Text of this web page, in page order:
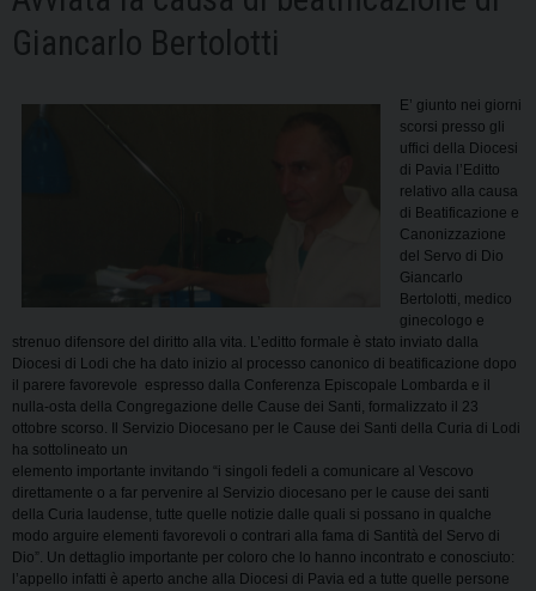
Giancarlo Bertolotti
E’ giunto nei giorni
scorsi presso gli
uffici della Diocesi
di Pavia l’Editto
relativo alla causa
di Beatificazione e
Canonizzazione
del Servo di Dio
Giancarlo
Bertolotti, medico
ginecologo e
strenuo difensore del diritto alla vita. L’editto formale è stato inviato dalla
Diocesi di Lodi che ha dato inizio al processo canonico di beatificazione dopo
il parere favorevole espresso dalla Conferenza Episcopale Lombarda e il
nulla-osta della Congregazione delle Cause dei Santi, formalizzato il 23
ottobre scorso. Il Servizio Diocesano per le Cause dei Santi della Curia di Lodi
ha sottolineato un
elemento importante invitando “i singoli fedeli a comunicare al Vescovo
direttamente o a far pervenire al Servizio diocesano per le cause dei santi
della Curia laudense, tutte quelle notizie dalle quali si possano in qualche
modo arguire elementi favorevoli o contrari alla fama di Santità del Servo di
Dio”. Un dettaglio importante per coloro che lo hanno incontrato e conosciuto:
l’appello infatti è aperto anche alla Diocesi di Pavia ed a tutte quelle persone